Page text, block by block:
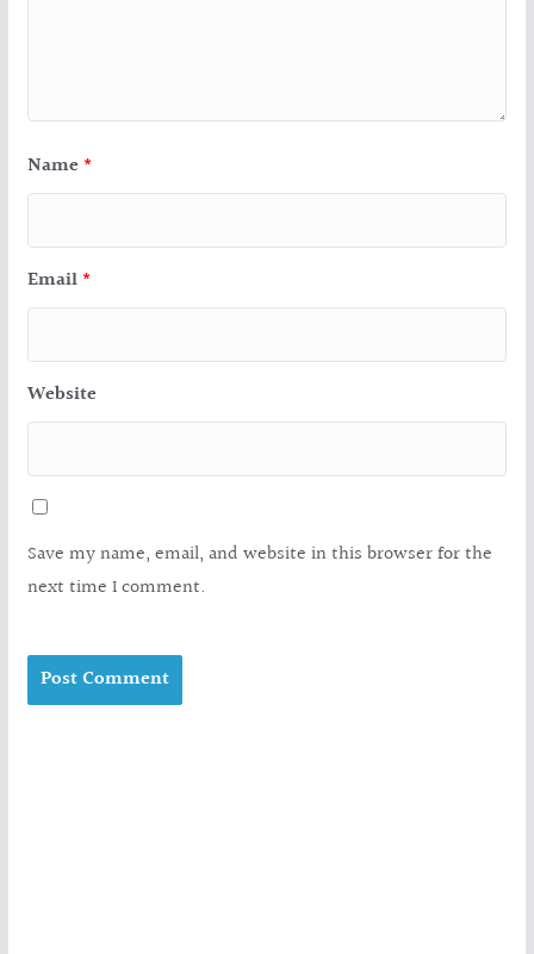
Name *
Email *
Website
Save my name, email, and website in this browser for the
next time I comment.